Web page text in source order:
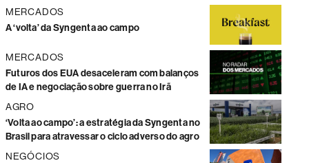
MERCADOS
A ‘volta’ da Syngenta ao campo
MERCADOS
Futuros dos EUA desaceleram com balanços
de IA e negociação sobre guerra no Irã
AGRO
‘Volta ao campo’: a estratégia da Syngenta no
Brasil para atravessar o ciclo adverso do agro
NEGÓCIOS